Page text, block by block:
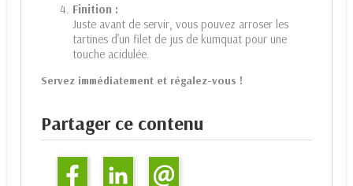
Finition :
Juste avant de servir, vous pouvez arroser les
tartines d’un filet de jus de kumquat pour une
touche acidulée.
Servez immédiatement et régalez-vous !
Partager ce contenu